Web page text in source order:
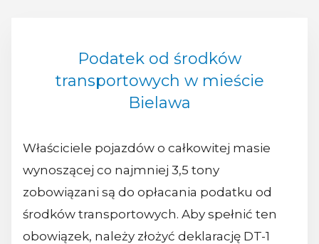
Podatek od środków
transportowych w mieście
Bielawa
Właściciele pojazdów o całkowitej masie
wynoszącej co najmniej 3,5 tony
zobowiązani są do opłacania podatku od
środków transportowych. Aby spełnić ten
obowiązek, należy złożyć deklarację DT-1